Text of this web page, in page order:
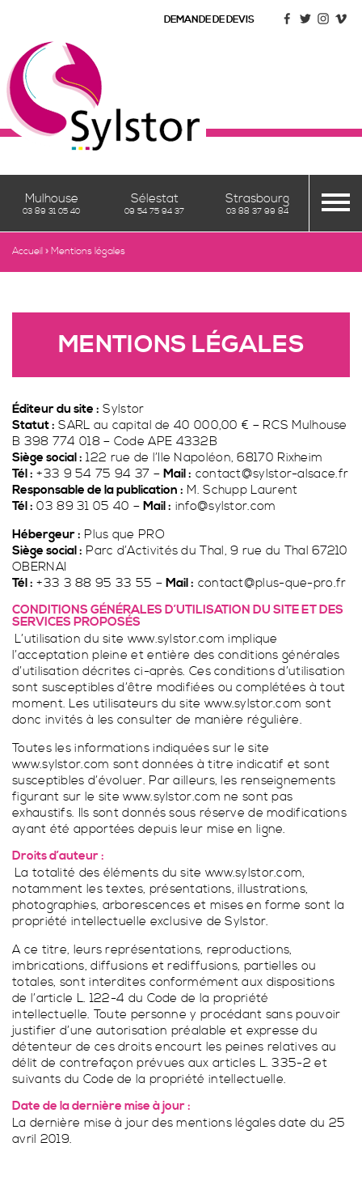
DEMANDE DE DEVIS
Mulhouse
03 89 31 05 40
Sélestat
09 54 75 94 37
Strasbourg
03 88 37 99 84
VÉRANDAS
Vérandas
Toit plat
Créations originales
TOIT PLAT
VÉRANDA CONTEMPORAINE
VÉRANDA TRADITIONNELLES
PERGOLAS
Pergola contemporaine
Pergola classique
PergoLounge
Pergola photovoltaïque
LE PERGOLOUNGE
PAR SYLSTOR
PERGOLA TRADITIONNELLE
PERGOLA CONTEMPORAINE
Portails & garde-corps
Portails
Garde-corps
DES PORTAILS TOUS STYLES
GARDE-CORPS SUR MESURE
PORTAILS SUR MESURE
STORES, VOLETS
& ACCESSOIRES
Stores, volets & accessoires
Stores intérieurs
Stores extérieurs
Accessoires pour véranda
TOUS LES STORES
STORES EXTÉRIEURS
FERMETURES
Fermetures
Porte fenêtres 2 battants oscillo-battant
Fenêtres et porte fenêtres 2 battants
Porte fenêtre coulissante à 2 vantaux
Fenêtres 2 battants oscillo-battant
FENÊTRES ET PORTE FENÊTRES 2 BATTANTS
SPA
Spa
Spa à Wittelsheim
Spa parfaitement intégré à Habsheim
Spa Sport
SPA
SPA PARFAITEMENT INTÉGRÉ À HABSHEIM
Demande de devis
Accueil » Mentions légales
MENTIONS LÉGALES
Éditeur du site : Sylstor
Statut : SARL au capital de 40 000,00 € – RCS Mulhouse
B 398 774 018 – Code APE 4332B
Siège social : 122 rue de l’Ile Napoléon, 68170 Rixheim
Tél : +33 9 54 75 94 37 –Mail : contact@sylstor-alsace.fr
Responsable de la publication : M. Schupp Laurent
Tél : 03 89 31 05 40 –Mail : info@sylstor.com
Hébergeur : Plus que PRO
Siège social : Parc d’Activités du Thal, 9 rue du Thal 67210
OBERNAI
Tél : +33 3 88 95 33 55 –Mail : contact@plus-que-pro.fr
CONDITIONS GÉNÉRALES D’UTILISATION DU SITE ET DES
SERVICES PROPOSÉS
L’utilisation du site www.sylstor.com implique
l’acceptation pleine et entière des conditions générales
d’utilisation décrites ci-après. Ces conditions d’utilisation
sont susceptibles d’être modifiées ou complétées à tout
moment. Les utilisateurs du site www.sylstor.com sont
donc invités à les consulter de manière régulière.
Toutes les informations indiquées sur le site
www.sylstor.com sont données à titre indicatif et sont
susceptibles d’évoluer. Par ailleurs, les renseignements
figurant sur le site www.sylstor.com ne sont pas
exhaustifs. Ils sont donnés sous réserve de modifications
ayant été apportées depuis leur mise en ligne.
Droits d’auteur :
La totalité des éléments du site www.sylstor.com,
notamment les textes, présentations, illustrations,
photographies, arborescences et mises en forme sont la
propriété intellectuelle exclusive de Sylstor.
A ce titre, leurs représentations, reproductions,
imbrications, diffusions et rediffusions, partielles ou
totales, sont interdites conformément aux dispositions
de l’article L. 122-4 du Code de la propriété
intellectuelle. Toute personne y procédant sans pouvoir
justifier d’une autorisation préalable et expresse du
détenteur de ces droits encourt les peines relatives au
délit de contrefaçon prévues aux articles L. 335-2 et
suivants du Code de la propriété intellectuelle.
Date de la dernière mise à jour :
La dernière mise à jour des mentions légales date du 25
avril 2019.